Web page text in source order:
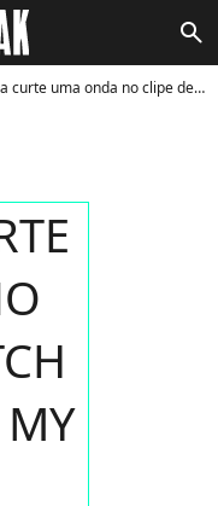
search
onda no clipe de "Bitch Better Have My Money" - Foto
MY